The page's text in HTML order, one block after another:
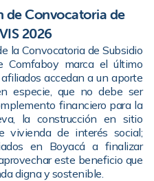
de Convocatoria de
2026
la Convocatoria de Subsidio
Comfaboy marca el último
accedan a un aporte
especie, que no debe ser
financiero para la
la construcción en sitio
vivienda de interés social;
en Boyacá a finalizar
este beneficio que
digna y sostenible.